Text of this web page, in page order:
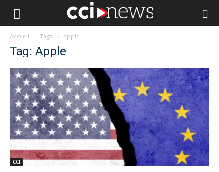
Accueil Tags Apple
Tag: Apple
CCI